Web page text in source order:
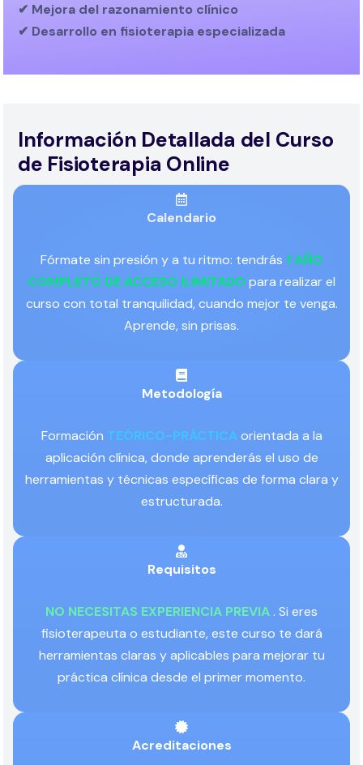
✔ Mejora del razonamiento clínico
✔ Desarrollo en fisioterapia especializada
Información Detallada del Curso
de Fisioterapia Online
Calendario
Fórmate sin presión y a tu ritmo: tendrás 1 AÑO
COMPLETO DE ACCESO ILIMITADO para realizar el
curso con total tranquilidad, cuando mejor te venga.
Aprende, sin prisas.
Metodología
Formación TEÓRICO-PRÁCTICAorientada a la
aplicación clínica, donde aprenderás el uso de
herramientas y técnicas específicas de forma clara y
estructurada.
Requisitos
NO NECESITAS EXPERIENCIA PREVIA . Si eres
fisioterapeuta o estudiante, este curso te dará
herramientas claras y aplicables para mejorar tu
práctica clínica desde el primer momento.
Acreditaciones